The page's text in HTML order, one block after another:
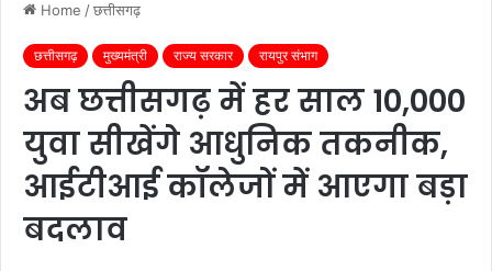
Home /छत्तीसगढ़
छत्तीसगढ़ मुख्यमंत्री राज्य सरकार रायपुर संभाग
अब छत्तीसगढ़ में हर साल 10,000
युवा सीखेंगे आधुनिक तकनीक,
आईटीआई कॉलेजों में आएगा बड़ा
बदलाव